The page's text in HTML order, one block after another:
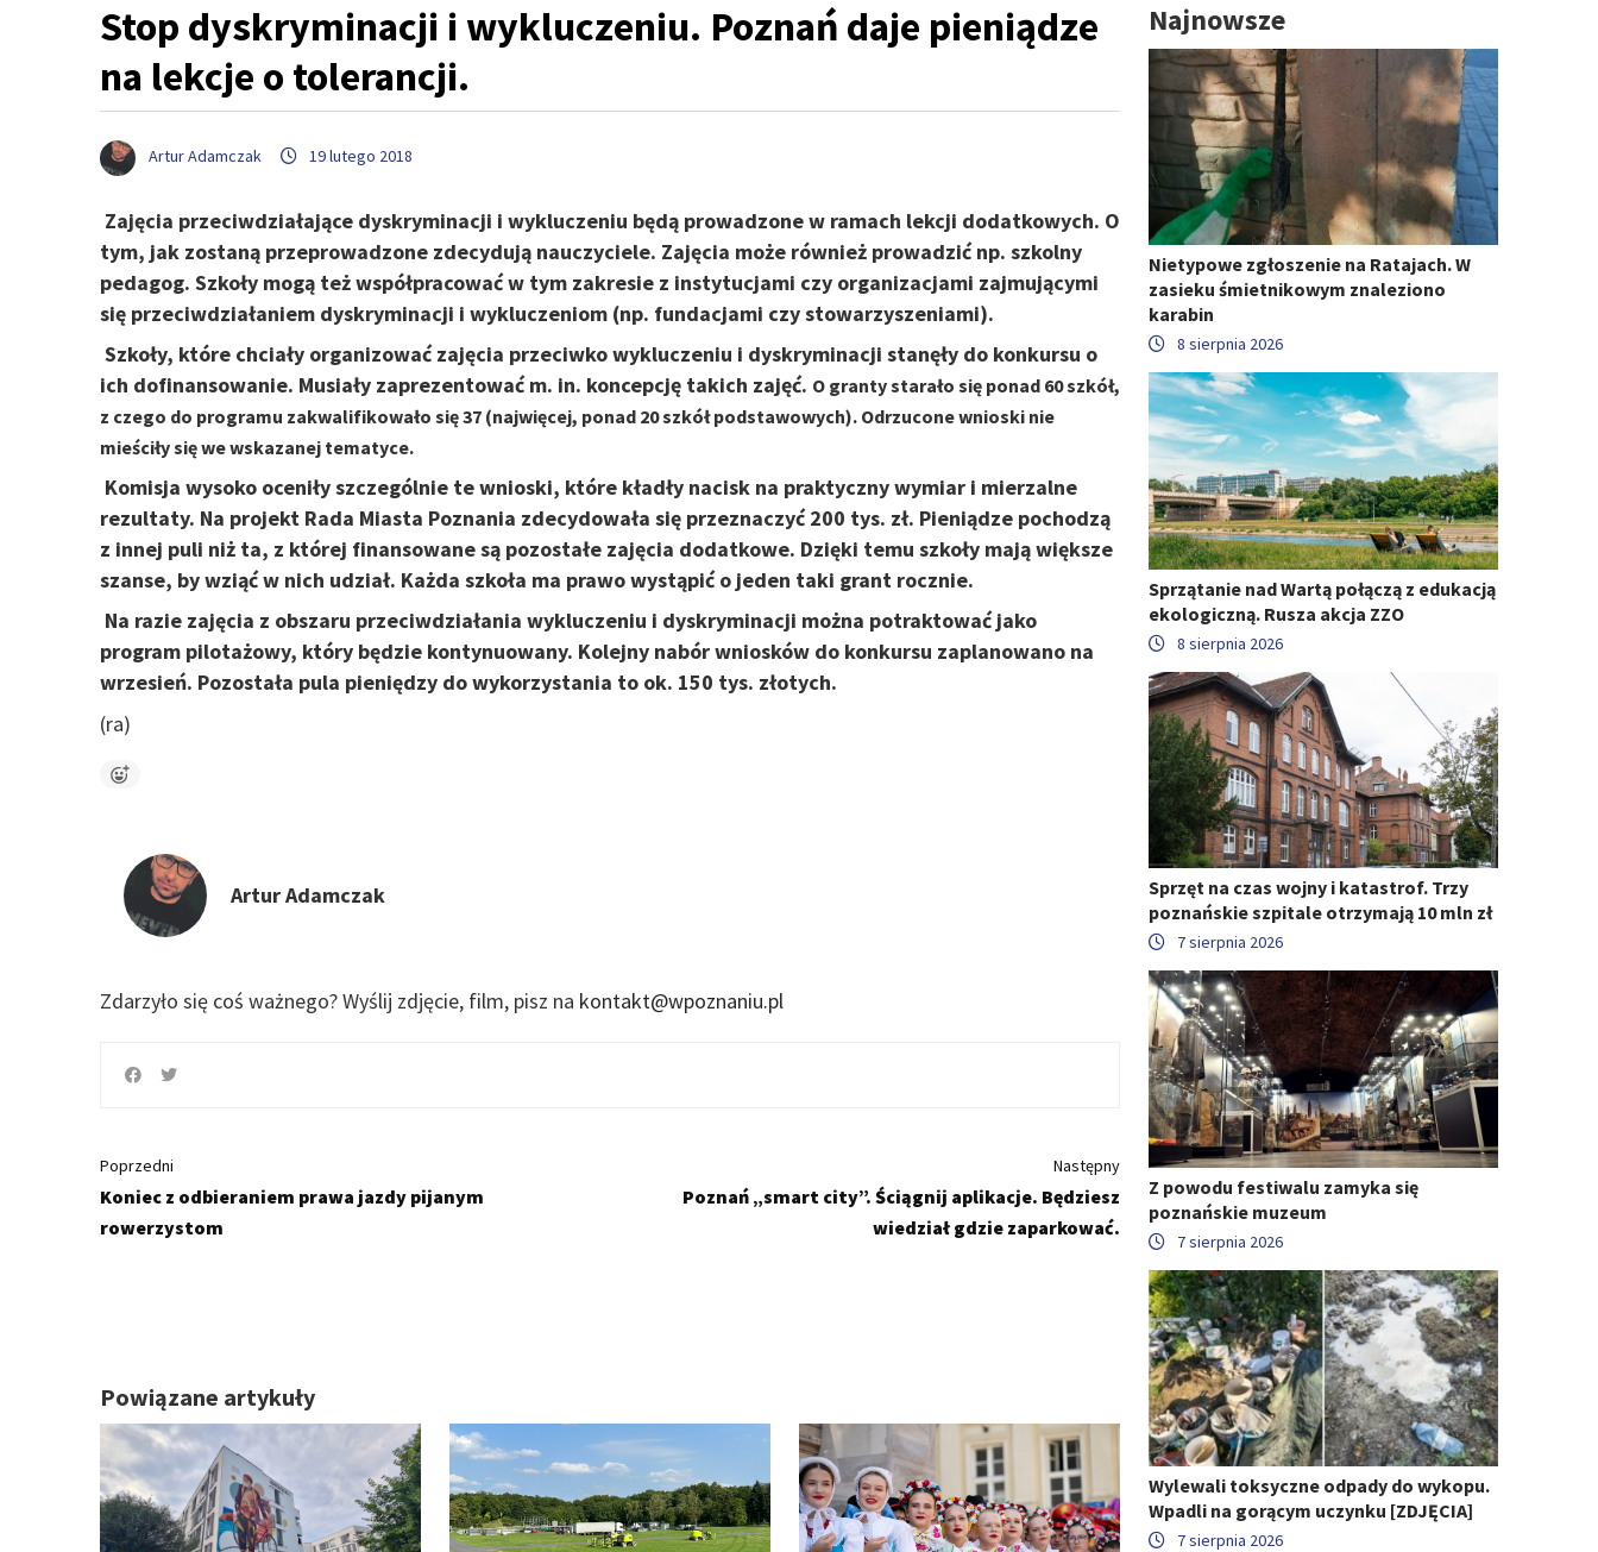
Stop dyskryminacji i wykluczeniu. Poznań daje pieniądze
na lekcje o tolerancji.
Artur Adamczak 19 lutego 2018
Zajęcia przeciwdziałające dyskryminacji i wykluczeniu będą prowadzone w ramach lekcji dodatkowych. O
tym, jak zostaną przeprowadzone zdecydują nauczyciele. Zajęcia może również prowadzić np. szkolny
pedagog. Szkoły mogą też współpracować w tym zakresie z instytucjami czy organizacjami zajmującymi
się przeciwdziałaniem dyskryminacji i wykluczeniom (np. fundacjami czy stowarzyszeniami).
Szkoły, które chciały organizować zajęcia przeciwko wykluczeniu i dyskryminacji stanęły do konkursu o
ich dofinansowanie. Musiały zaprezentować m. in. koncepcję takich zajęć. O granty starało się ponad 60 szkół,
z czego do programu zakwalifikowało się 37 (najwięcej, ponad 20 szkół podstawowych). Odrzucone wnioski nie
mieściły się we wskazanej tematyce.
Komisja wysoko oceniły szczególnie te wnioski, które kładły nacisk na praktyczny wymiar i mierzalne
rezultaty. Na projekt Rada Miasta Poznania zdecydowała się przeznaczyć 200 tys. zł. Pieniądze pochodzą
z innej puli niż ta, z której finansowane są pozostałe zajęcia dodatkowe. Dzięki temu szkoły mają większe
szanse, by wziąć w nich udział. Każda szkoła ma prawo wystąpić o jeden taki grant rocznie.
Na razie zajęcia z obszaru przeciwdziałania wykluczeniu i dyskryminacji można potraktować jako
program pilotażowy, który będzie kontynuowany. Kolejny nabór wniosków do konkursu zaplanowano na
wrzesień. Pozostała pula pieniędzy do wykorzystania to ok. 150 tys. złotych.
(ra)
Artur Adamczak
Zdarzyło się coś ważnego?Wyślij zdjęcie, film, pisz na kontakt@wpoznaniu.pl
Poprzedni
Koniec z odbieraniem prawa jazdy pijanym
rowerzystom
Następny
Poznań „smart city”. Ściągnij aplikacje. Będziesz
wiedział gdzie zaparkować.
Powiązane artykuły
Najnowsze
Nietypowe zgłoszenie na Ratajach. W
zasieku śmietnikowym znaleziono
karabin
8 sierpnia 2026
Sprzątanie nad Wartą połączą z edukacją
ekologiczną. Rusza akcja ZZO
8 sierpnia 2026
Sprzęt na czas wojny i katastrof. Trzy
poznańskie szpitale otrzymają 10 mln zł
7 sierpnia 2026
Z powodu festiwalu zamyka się
poznańskie muzeum
7 sierpnia 2026
Wylewali toksyczne odpady do wykopu.
Wpadli na gorącym uczynku [ZDJĘCIA]
7 sierpnia 2026